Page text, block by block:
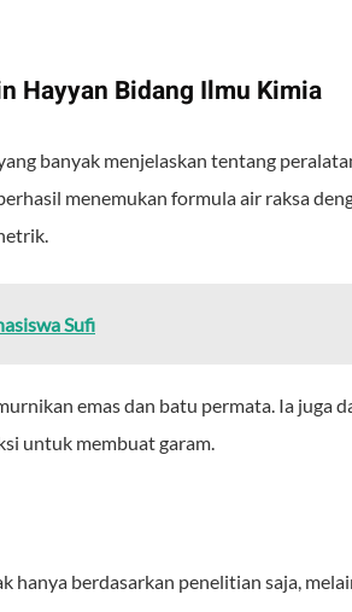
Hayyan Bidang Ilmu Kimia
banyak menjelaskan tentang
menemukan formula air raksa
Sufi
emas dan batu permata. Ia juga
untuk membuat garam.
hanya berdasarkan penelitian saja,